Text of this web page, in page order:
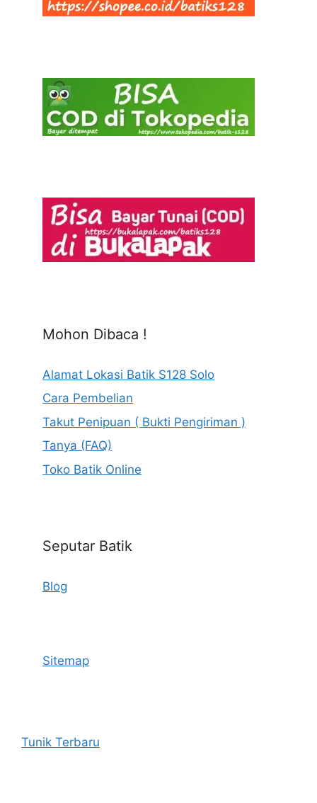
Mohon Dibaca !
Alamat Lokasi Batik S128 Solo
Cara Pembelian
Takut Penipuan ( Bukti Pengiriman )
Tanya (FAQ)
Toko Batik Online
Seputar Batik
Blog
Sitemap
Tunik Terbaru